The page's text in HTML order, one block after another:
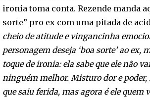
ironia toma conta. Rezende manda
sorte” pro ex com uma pitada de
cheio de atitude e vingancinha
personagem deseja ‘boa sorte’ ao ex,
toque de ironia: ela sabe que ele não
ninguém melhor. Misturo dor e
que saiu ferida, mas agora é ele quem